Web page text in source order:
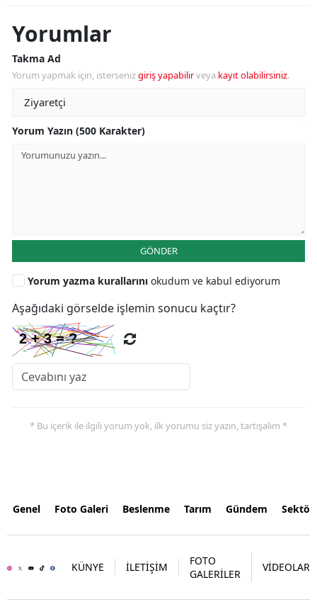
Yorumlar
Takma Ad
Yorum yapmak için, istersenizgiriş yapabilirveya kayıt olabilirsiniz.
Yorum Yazın (500 Karakter)
GÖNDER
Yorum yazma kurallarını okudum ve kabul ediyorum
Aşağıdaki görselde işlemin sonucu kaçtır?
* Bu içerik ile ilgili yorum yok, ilk yorumu siz yazın, tartışalım *
Genel Foto Galeri Beslenme Tarım Gündem
KÜNYE İLETİŞİM
FOTO
GALERİLER
VİDEOLAR